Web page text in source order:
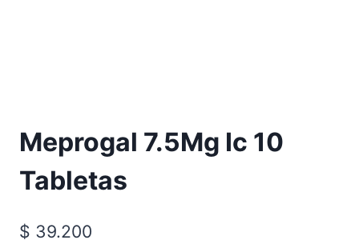
Meprogal 7.5Mg Ic 10
Tabletas
$ 39.200